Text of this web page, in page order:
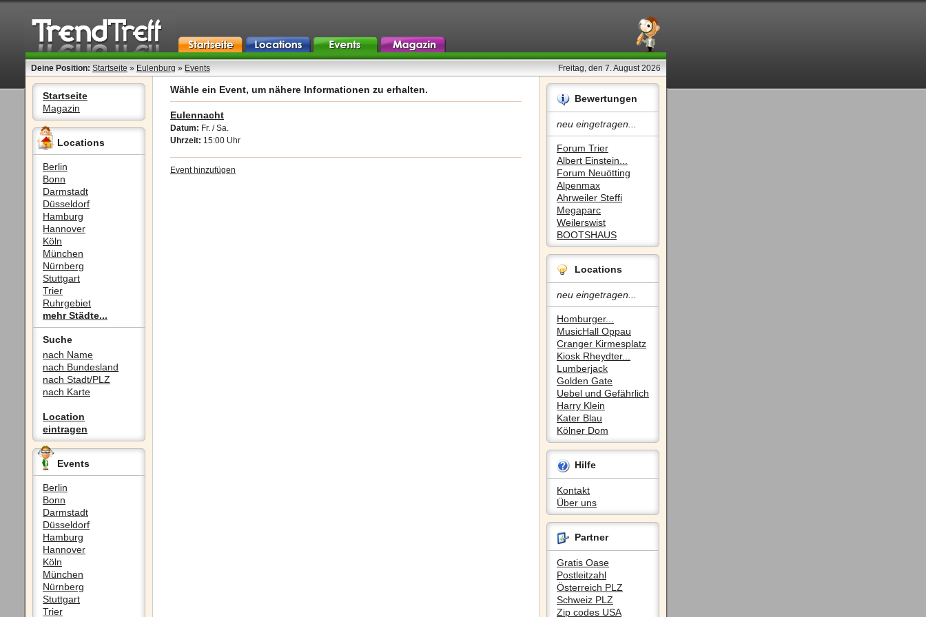
Deine Position: Startseite » Eulenburg » Events Freitag, den 7. August 2026
Startseite
Magazin
Locations
Berlin
Bonn
Darmstadt
Düsseldorf
Hamburg
Hannover
Köln
München
Nürnberg
Stuttgart
Trier
Ruhrgebiet
mehr Städte...
Suche
nach Name
nach Bundesland
nach Stadt/PLZ
nach Karte
Location
eintragen
Events
Berlin
Bonn
Darmstadt
Düsseldorf
Hamburg
Hannover
Köln
München
Nürnberg
Stuttgart
Trier
Bewertungen
neu eingetragen...
Forum Trier
Albert Einstein...
Forum Neuötting
Alpenmax
Ahrweiler Steffi
Megaparc
Weilerswist
BOOTSHAUS
Locations
neu eingetragen...
Homburger...
MusicHall Oppau
Cranger Kirmesplatz
Kiosk Rheydter...
Lumberjack
Golden Gate
Uebel und Gefährlich
Harry Klein
Kater Blau
Kölner Dom
Hilfe
Kontakt
Über uns
Partner
Gratis Oase
Postleitzahl
Österreich PLZ
Schweiz PLZ
Zip codes USA
Wähle ein Event, um nähere Informationen zu erhalten.
Eulennacht
Datum: Fr. / Sa.
Uhrzeit: 15:00 Uhr
Event hinzufügen